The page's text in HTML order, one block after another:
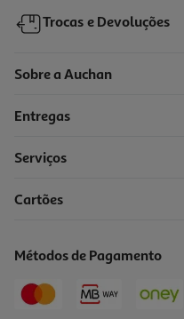
Trocas e Devoluções
Sobre a Auchan
Entregas
Serviços
Cartões
Métodos de Pagamento